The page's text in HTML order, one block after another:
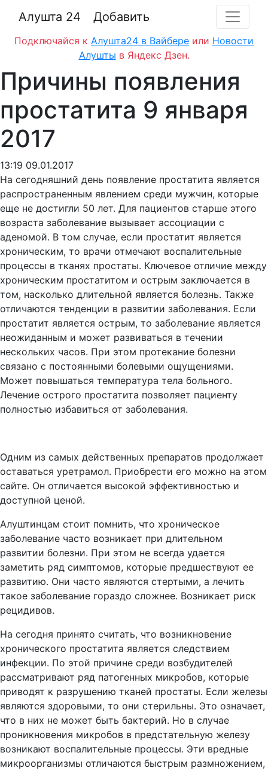
Алушта 24 Добавить
Подключайся к Алушта24 в Вайбере или Новости
Алушты в Яндекс Дзен.
Причины появления
простатита 9 января
2017
13:19 09.01.2017
На сегодняшний день появление простатита является
распространенным явлением среди мужчин, которые
еще не достигли 50 лет. Для пациентов старше этого
возраста заболевание вызывает ассоциации с
аденомой. В том случае, если простатит является
хроническим, то врачи отмечают воспалительные
процессы в тканях простаты. Ключевое отличие между
хроническим простатитом и острым заключается в
том, насколько длительной является болезнь. Также
отличаются тенденции в развитии заболевания. Если
простатит является острым, то заболевание является
неожиданным и может развиваться в течении
нескольких часов. При этом протекание болезни
связано с постоянными болевыми ощущениями.
Может повышаться температура тела больного.
Лечение острого простатита позволяет пациенту
полностью избавиться от заболевания.
Одним из самых действенных препаратов продолжает
оставаться уретрамол. Приобрести его можно на этом
сайте. Он отличается высокой эффективностью и
доступной ценой.
Алуштинцам стоит помнить, что хроническое
заболевание часто возникает при длительном
развитии болезни. При этом не всегда удается
заметить ряд симптомов, которые предшествуют ее
развитию. Они часто являются стертыми, а лечить
такое заболевание гораздо сложнее. Возникает риск
рецидивов.
На сегодня принято считать, что возникновение
хронического простатита является следствием
инфекции. По этой причине среди возбудителей
рассматривают ряд патогенных микробов, которые
приводят к разрушению тканей простаты. Если железы
являются здоровыми, то они стерильны. Это означает,
что в них не может быть бактерий. Но в случае
проникновения микробов в предстательную железу
возникают воспалительные процессы. Эти вредные
микроорганизмы отличаются быстрым размножением,